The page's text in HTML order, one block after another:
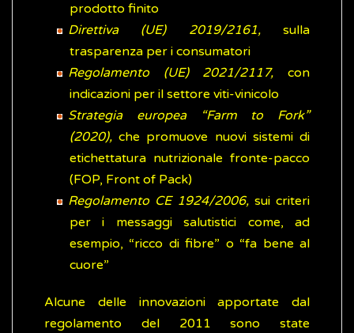
prodotto finito
Direttiva (UE) 2019/2161, sulla
trasparenza per i consumatori
Regolamento (UE) 2021/2117, con
indicazioni per il settore viti-vinicolo
Strategia europea “Farm to Fork”
(2020),che promuove nuovi sistemi di
etichettatura nutrizionale fronte-pacco
(FOP, Front of Pack)
Regolamento CE 1924/2006, sui criteri
per i messaggi salutistici come, ad
esempio, “ricco di fibre” o “fa bene al
cuore”
Alcune delle innovazioni apportate dal
regolamento del 2011 sono state